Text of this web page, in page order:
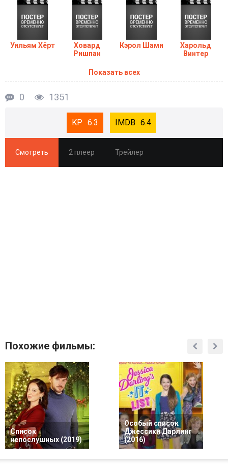
Уильям Хёрт
Ховард
Ришпан
Кэрол Шами
Харольд
Винтер
Показать всех
0 1351
6.3 6.4
Смотреть 2 плеер Трейлер
Похожие фильмы:
Список
непослушных (2019)
Особый список
Джессики Дарлинг
(2016)